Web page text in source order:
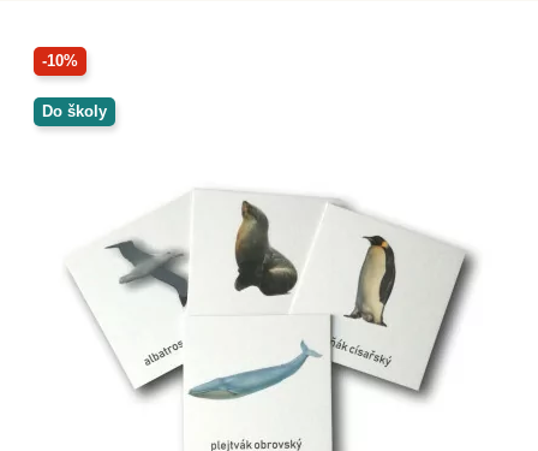
-10%
Do školy